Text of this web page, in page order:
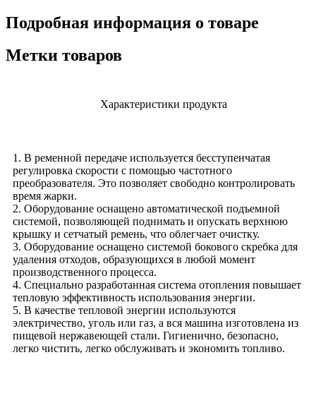
Подробная информация о товаре
Метки товаров
Характеристики продукта
1. В ременной передаче используется бесступенчатая
регулировка скорости с помощью частотного
преобразователя. Это позволяет свободно контролировать
время жарки.
2. Оборудование оснащено автоматической подъемной
системой, позволяющей поднимать и опускать верхнюю
крышку и сетчатый ремень, что облегчает очистку.
3. Оборудование оснащено системой бокового скребка для
удаления отходов, образующихся в любой момент
производственного процесса.
4. Специально разработанная система отопления повышает
тепловую эффективность использования энергии.
5. В качестве тепловой энергии используются
электричество, уголь или газ, а вся машина изготовлена ​​из
пищевой нержавеющей стали. Гигиенично, безопасно,
легко чистить, легко обслуживать и экономить топливо.